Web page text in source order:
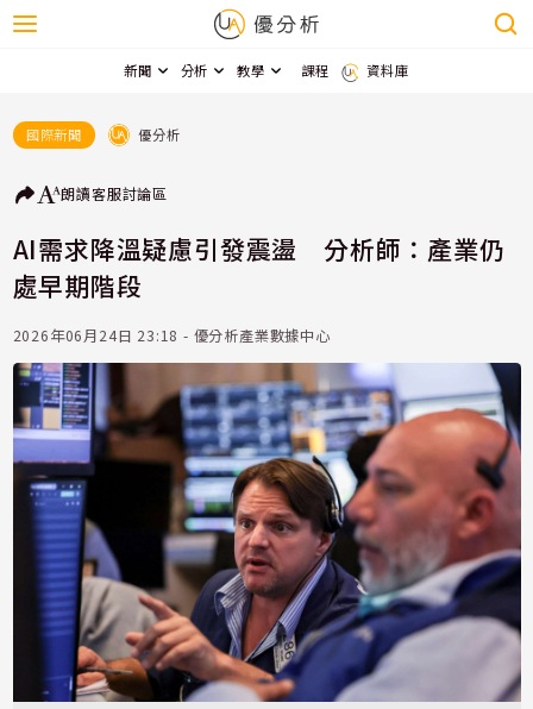
新聞 分析 教學 課程 資料庫
國際新聞 優分析
朗讀客服討論區
AI需求降溫疑慮引發震盪 分析師：產業仍
處早期階段
2026年06月24日 23:18 - 優分析產業數據中心